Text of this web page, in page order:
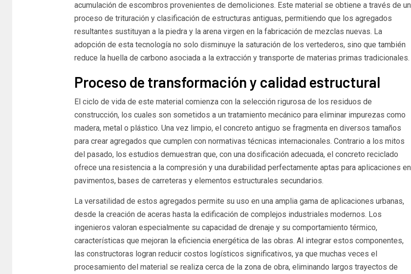
acumulación de escombros provenientes de demoliciones. Este material se obtiene a través de un
proceso de trituración y clasificación de estructuras antiguas, permitiendo que los agregados
resultantes sustituyan a la piedra y la arena virgen en la fabricación de mezclas nuevas. La
adopción de esta tecnología no solo disminuye la saturación de los vertederos, sino que también
reduce la huella de carbono asociada a la extracción y transporte de materias primas tradicionales.
Proceso de transformación y calidad estructural
El ciclo de vida de este material comienza con la selección rigurosa de los residuos de
construcción, los cuales son sometidos a un tratamiento mecánico para eliminar impurezas como
madera, metal o plástico. Una vez limpio, el concreto antiguo se fragmenta en diversos tamaños
para crear agregados que cumplen con normativas técnicas internacionales. Contrario a los mitos
del pasado, los estudios demuestran que, con una dosificación adecuada, el concreto reciclado
ofrece una resistencia a la compresión y una durabilidad perfectamente aptas para aplicaciones en
pavimentos, bases de carreteras y elementos estructurales secundarios.
La versatilidad de estos agregados permite su uso en una amplia gama de aplicaciones urbanas,
desde la creación de aceras hasta la edificación de complejos industriales modernos. Los
ingenieros valoran especialmente su capacidad de drenaje y su comportamiento térmico,
características que mejoran la eficiencia energética de las obras. Al integrar estos componentes,
las constructoras logran reducir costos logísticos significativos, ya que muchas veces el
procesamiento del material se realiza cerca de la zona de obra, eliminando largos trayectos de